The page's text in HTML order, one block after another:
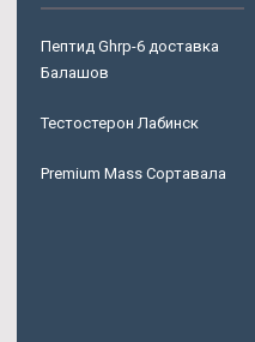
Пептид Ghrp-6 доставка
Балашов
Тестостерон Лабинск
Premium Mass Сортавала